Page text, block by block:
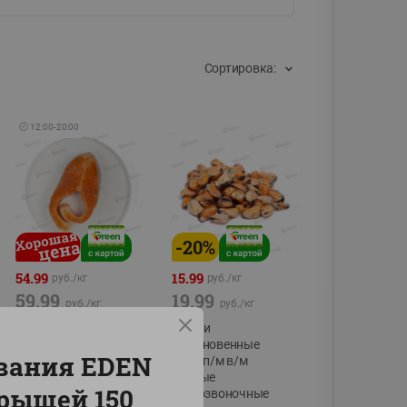
Сортировка:
🕘 12:00-20:00
54.99 руб./кг
59.99 руб./кг
охлажденный
-20%
15.99 руб./кг
19.99 руб./кг
Мидии
обыкновенные
мясо п/м в/м
водные
беспозвоночные
EDEN
150